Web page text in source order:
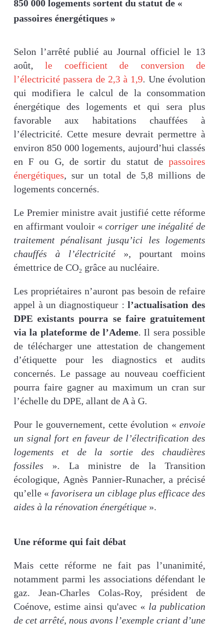
850 000 logements sortent du statut de «
passoires énergétiques »
Selon l’arrêté publié au Journal officiel le 13
août,le coefficient de conversion de
l’électricité passera de 2,3 à 1,9. Une évolution
qui modifiera le calcul de la consommation
énergétique des logements et qui sera plus
favorable aux habitations chauffées à
l’électricité. Cette mesure devrait permettre à
environ 850 000 logements, aujourd’hui classés
en F ou G, de sortir du statut de passoires
énergétiques, sur un total de 5,8 millions de
logements concernés.
Le Premier ministre avait justifié cette réforme
en affirmant vouloir «corriger une inégalité de
traitement pénalisant jusqu’ici les logements
chauffés à l’électricité», pourtant moins
émettrice de CO₂ grâce au nucléaire.
Les propriétaires n’auront pas besoin de refaire
appel à un diagnostiqueur :l’actualisation des
DPE existants pourra se faire gratuitement
via la plateforme de l’Ademe. Il sera possible
de télécharger une attestation de changement
d’étiquette pour les diagnostics et audits
concernés. Le passage au nouveau coefficient
pourra faire gagner au maximum un cran sur
l’échelle du DPE, allant de A à G.
Pour le gouvernement, cette évolution « envoie
un signal fort en faveur de l’électrification des
logements et de la sortie des chaudières
fossiles ». La ministre de la Transition
écologique, Agnès Pannier-Runacher, a précisé
qu’elle « favorisera un ciblage plus efficace des
aides à la rénovation énergétique ».
Une réforme qui fait débat
Mais cette réforme ne fait pas l’unanimité,
notamment parmi les associations défendant le
gaz. Jean-Charles Colas-Roy, président de
Coénove, estime ainsi qu'avec « la publication
de cet arrêté, nous avons l’exemple criant d’une